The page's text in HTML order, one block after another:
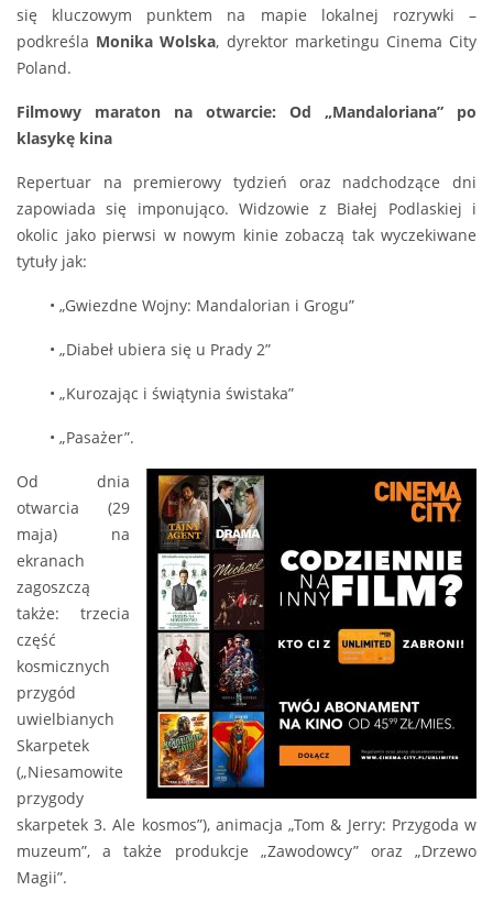
się kluczowym punktem na mapie lokalnej rozrywki –
podkreśla Monika Wolska, dyrektor marketingu Cinema City
Poland.
Filmowy maraton na otwarcie: Od „Mandaloriana” po
klasykę kina
Repertuar na premierowy tydzień oraz nadchodzące dni
zapowiada się imponująco. Widzowie z Białej Podlaskiej i
okolic jako pierwsi w nowym kinie zobaczą tak wyczekiwane
tytuły jak:
• „Gwiezdne Wojny: Mandalorian i Grogu”
• „Diabeł ubiera się u Prady 2”
• „Kurozając i świątynia świstaka”
• „Pasażer”.
Od dnia
otwarcia (29
maja) na
ekranach
zagoszczą
także: trzecia
część
kosmicznych
przygód
uwielbianych
Skarpetek
(„Niesamowite
przygody
skarpetek 3. Ale kosmos”), animacja „Tom & Jerry: Przygoda w
muzeum”, a także produkcje „Zawodowcy” oraz „Drzewo
Magii”.